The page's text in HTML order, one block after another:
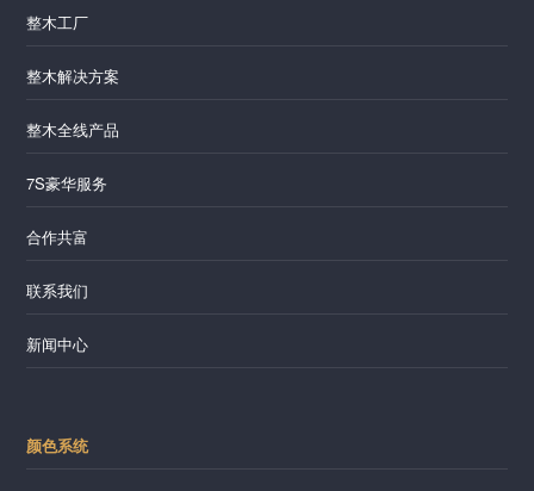
整木工厂
整木解决方案
整木全线产品
7S豪华服务
合作共富
联系我们
新闻中心
颜色系统